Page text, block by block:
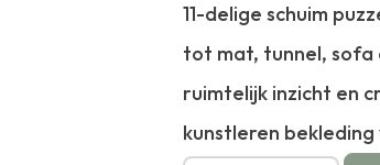
11-delige schuim
tot mat, tunnel, sofa
ruimtelijk inzicht en
kunstleren